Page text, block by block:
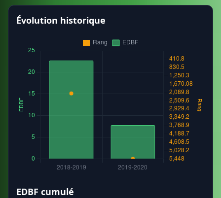
Évolution historique
EDBF cumulé